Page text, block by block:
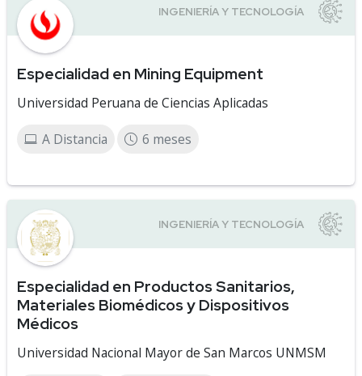
Especialidad en Mining Equipment
Universidad Peruana de Ciencias Aplicadas
A Distancia 6 meses
Especialidad en Productos Sanitarios,
Materiales Biomédicos y Dispositivos
Médicos
Universidad Nacional Mayor de San Marcos UNMSM